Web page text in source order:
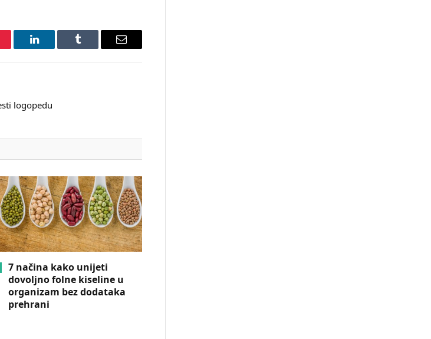
LinkedIn Tumblr Email
logopedu
7 načina kako unijeti
dovoljno folne kiseline u
organizam bez dodataka
prehrani